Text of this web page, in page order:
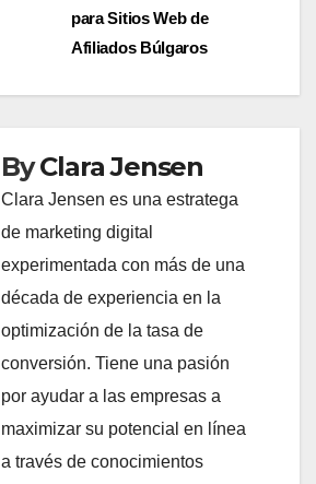
para Sitios Web de
Afiliados Búlgaros
ByClara Jensen
Clara Jensen es una estratega
de marketing digital
experimentada con más de una
década de experiencia en la
optimización de la tasa de
conversión. Tiene una pasión
por ayudar a las empresas a
maximizar su potencial en línea
a través de conocimientos